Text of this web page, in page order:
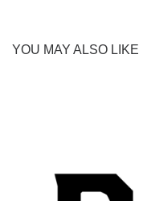
YOU MAY ALSO LIKE